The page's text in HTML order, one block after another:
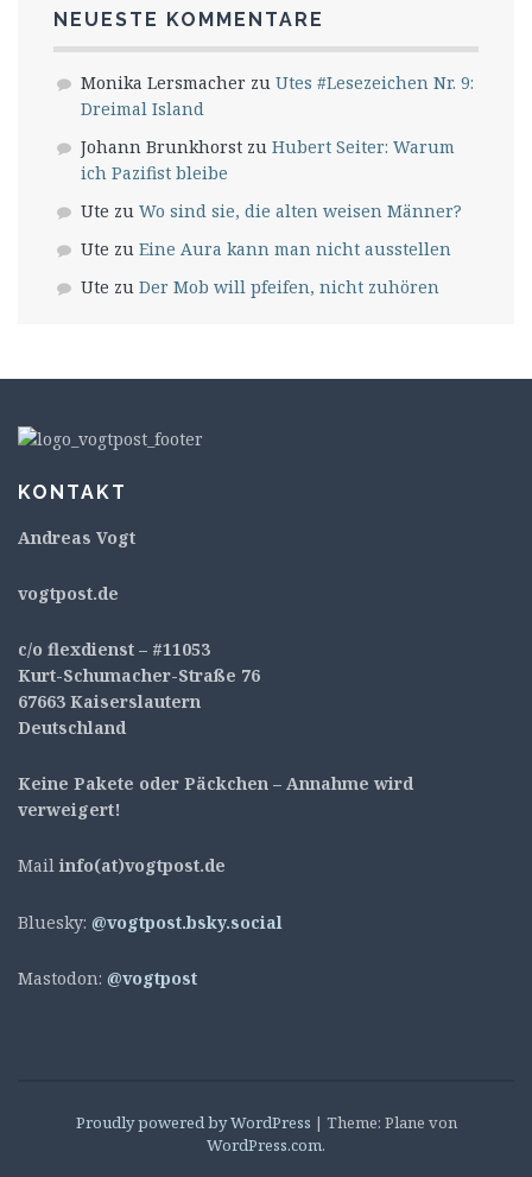
NEUESTE KOMMENTARE
Monika Lersmacher zu Utes #Lesezeichen Nr. 9:
Dreimal Island
Johann Brunkhorst zu Hubert Seiter: Warum
ich Pazifist bleibe
Ute zu Wo sind sie, die alten weisen Männer?
Ute zu Eine Aura kann man nicht ausstellen
Ute zu Der Mob will pfeifen, nicht zuhören
KONTAKT
Andreas Vogt
vogtpost.de
c/o flexdienst – #11053
Kurt-Schumacher-Straße 76
67663 Kaiserslautern
Deutschland
Keine Pakete oder Päckchen – Annahme wird
verweigert!
Mail info(at)vogtpost.de
Bluesky: @vogtpost.bsky.social
Mastodon: @vogtpost
Proudly powered by WordPress | Theme: Plane von
WordPress.com.